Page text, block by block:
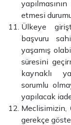
etmesi
Ülkeye
başvuru
yaşamış
süresini
kaynaklı
sorumlu
yapılacak
gerekçe